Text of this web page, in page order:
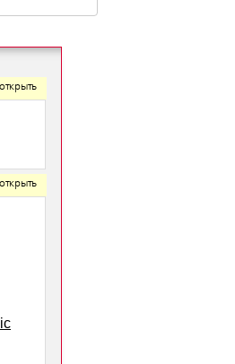
открыть
открыть